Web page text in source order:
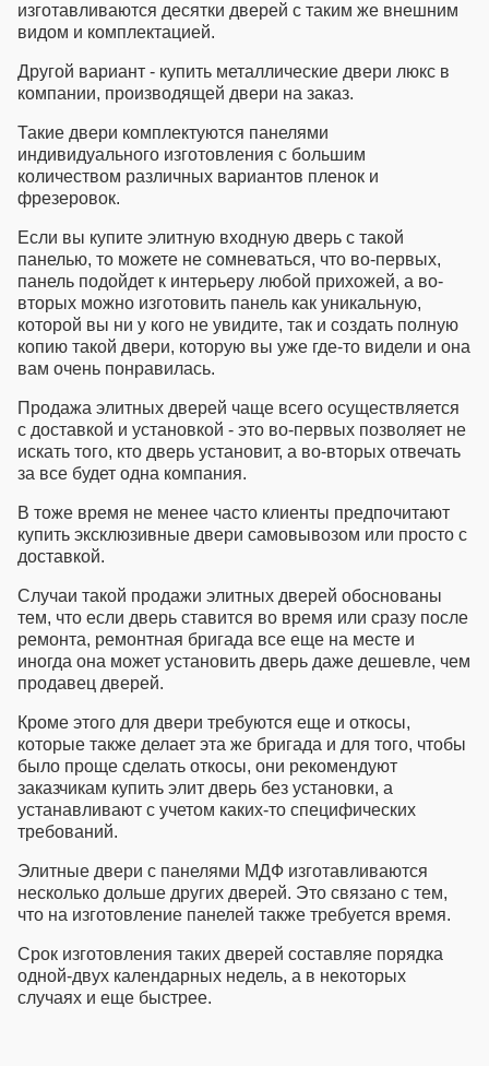
изготавливаются десятки дверей с таким же внешним
видом и комплектацией.
Другой вариант - купить металлические двери люкс в
компании, производящей двери на заказ.
Такие двери комплектуются панелями
индивидуального изготовления с большим
количеством различных вариантов пленок и
фрезеровок.
Если вы купите элитную входную дверь с такой
панелью, то можете не сомневаться, что во-первых,
панель подойдет к интерьеру любой прихожей, а во-
вторых можно изготовить панель как уникальную,
которой вы ни у кого не увидите, так и создать полную
копию такой двери, которую вы уже где-то видели и она
вам очень понравилась.
Продажа элитных дверей чаще всего осуществляется
с доставкой и установкой - это во-первых позволяет не
искать того, кто дверь установит, а во-вторых отвечать
за все будет одна компания.
В тоже время не менее часто клиенты предпочитают
купить эксклюзивные двери самовывозом или просто с
доставкой.
Случаи такой продажи элитных дверей обоснованы
тем, что если дверь ставится во время или сразу после
ремонта, ремонтная бригада все еще на месте и
иногда она может установить дверь даже дешевле, чем
продавец дверей.
Кроме этого для двери требуются еще и откосы,
которые также делает эта же бригада и для того, чтобы
было проще сделать откосы, они рекомендуют
заказчикам купить элит дверь без установки, а
устанавливают с учетом каких-то специфических
требований.
Элитные двери с панелями МДФ изготавливаются
несколько дольше других дверей. Это связано с тем,
что на изготовление панелей также требуется время.
Срок изготовления таких дверей составляе порядка
одной-двух календарных недель, а в некоторых
случаях и еще быстрее.